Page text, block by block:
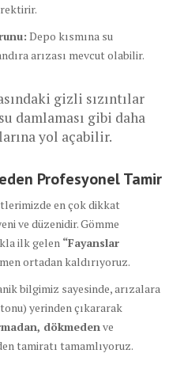
Depo kısmına su
arızası mevcut olabilir.
gizli sızıntılar
damlaması gibi daha
yol açabilir.
Profesyonel Tamir
en çok dikkat
ve düzenidir. Gömme
ilk gelen “Fayanslar
ortadan kaldırıyoruz.
bilgimiz sayesinde, arızalara
yerinden çıkararak
dökmeden ve
tamiratı tamamlıyoruz.